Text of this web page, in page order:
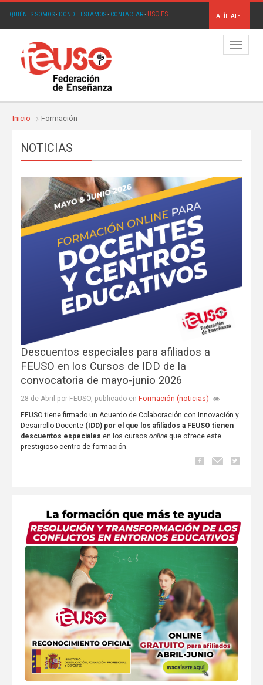
QUIÉNES SOMOS· DÓNDE ESTAMOS· CONTACTAR· USO.ES AFÍLIATE
Menú
Inicio Formación
NOTICIAS
Descuentos especiales para afiliados a
FEUSO en los Cursos de IDD de la
convocatoria de mayo-junio 2026
28 de Abril por FEUSO, publicado en Formación (noticias)
FEUSO tiene firmado un Acuerdo de Colaboración con Innovación y
Desarrollo Docente (IDD) por el que los afiliados a FEUSO tienen
descuentos especiales en los cursos onlineque ofrece este
prestigioso centro de formación.